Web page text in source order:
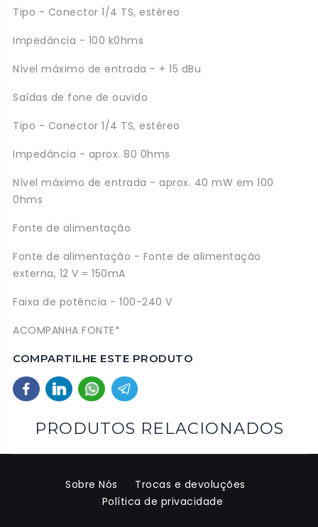
Tipo - Conector 1/4 TS, estéreo
Impedância - 100 k0hms
Nível máximo de entrada - + 15 dBu
Saídas de fone de ouvido
Tipo - Conector 1/4 TS, estéreo
Impedância - aprox. 80 0hms
Nível máximo de entrada - aprox. 40 mW em 100
0hms
Fonte de alimentação
Fonte de alimentação - Fonte de alimentação
externa, 12 V = 150mA
Faixa de potência - 100-240 V
ACOMPANHA FONTE*
COMPARTILHE ESTE PRODUTO
PRODUTOS RELACIONADOS
Sobre Nós
Trocas e devoluções
Política de privacidade